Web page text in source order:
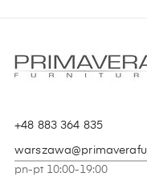
+48 883 364 835
pn-pt 10:00-19:00